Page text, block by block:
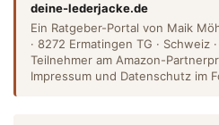
deine-lederjacke.de
Ein Ratgeber-Portal von Maik
· 8272 Ermatingen TG · Schweiz ·
Teilnehmer am Amazon-
Impressum und Datenschutz im